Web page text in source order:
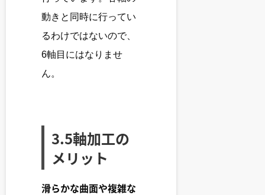
動きと同時に行ってい
るわけではないので、
6軸目にはなりませ
ん。
3.5軸加工の
メリット
滑らかな曲面や複雑な